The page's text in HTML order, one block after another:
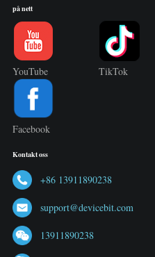
på nett
YouTube TikTok
Facebook
Kontakt oss
+86 13911890238
support@devicebit.com
13911890238